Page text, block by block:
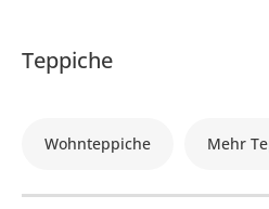
Teppiche
Wohnteppiche Mehr